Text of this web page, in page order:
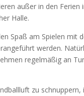
außer in den
Halle.
Spaß am Spielen mit
werden.
regelmäßig an
zu